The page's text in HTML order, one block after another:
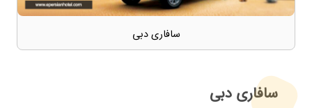
سافاری دبی
سافاری دبی